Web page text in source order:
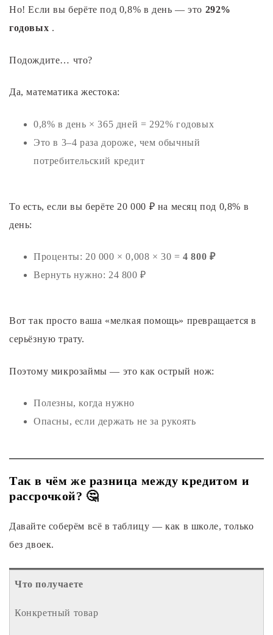
Но! Если вы берёте под 0,8% в день — это 292%
годовых .
Подождите… что?
Да, математика жестока:
0,8% в день × 365 дней = 292% годовых
Это в 3–4 раза дороже, чем обычный
потребительский кредит
То есть, если вы берёте 20 000 ₽ на месяц под 0,8% в
день:
Проценты: 20 000 × 0,008 × 30 =4 800 ₽
Вернуть нужно: 24 800 ₽
Вот так просто ваша «мелкая помощь» превращается в
серьёзную трату.
Поэтому микрозаймы — это как острый нож:
Полезны, когда нужно
Опасны, если держать не за рукоять
Так в чём же разница между кредитом и
рассрочкой? 🤔
Давайте соберём всё в таблицу — как в школе, только
без двоек.
Что получаете
Конкретный товар